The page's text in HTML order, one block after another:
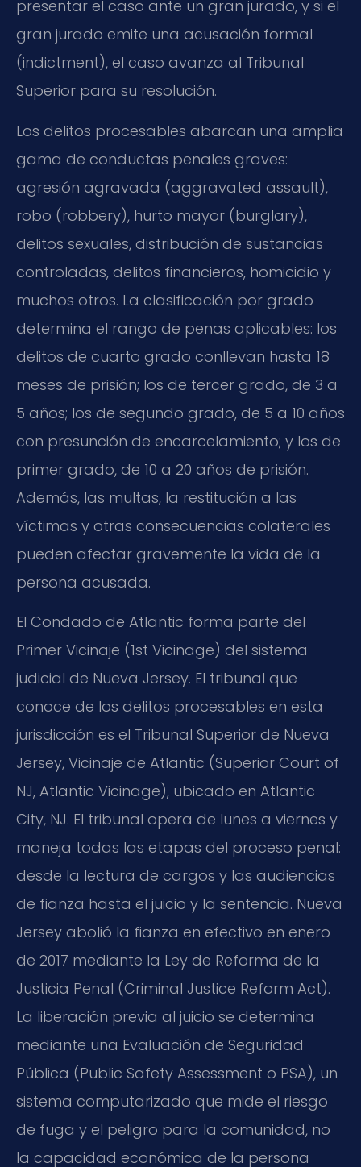
presentar el caso ante un gran jurado, y si el
gran jurado emite una acusación formal
(indictment), el caso avanza al Tribunal
Superior para su resolución.
Los delitos procesables abarcan una amplia
gama de conductas penales graves:
agresión agravada (aggravated assault),
robo (robbery), hurto mayor (burglary),
delitos sexuales, distribución de sustancias
controladas, delitos financieros, homicidio y
muchos otros. La clasificación por grado
determina el rango de penas aplicables: los
delitos de cuarto grado conllevan hasta 18
meses de prisión; los de tercer grado, de 3 a
5 años; los de segundo grado, de 5 a 10 años
con presunción de encarcelamiento; y los de
primer grado, de 10 a 20 años de prisión.
Además, las multas, la restitución a las
víctimas y otras consecuencias colaterales
pueden afectar gravemente la vida de la
persona acusada.
El Condado de Atlantic forma parte del
Primer Vicinaje (1st Vicinage) del sistema
judicial de Nueva Jersey. El tribunal que
conoce de los delitos procesables en esta
jurisdicción es el Tribunal Superior de Nueva
Jersey, Vicinaje de Atlantic (Superior Court of
NJ, Atlantic Vicinage), ubicado en Atlantic
City, NJ. El tribunal opera de lunes a viernes y
maneja todas las etapas del proceso penal:
desde la lectura de cargos y las audiencias
de fianza hasta el juicio y la sentencia. Nueva
Jersey abolió la fianza en efectivo en enero
de 2017 mediante la Ley de Reforma de la
Justicia Penal (Criminal Justice Reform Act).
La liberación previa al juicio se determina
mediante una Evaluación de Seguridad
Pública (Public Safety Assessment o PSA), un
sistema computarizado que mide el riesgo
de fuga y el peligro para la comunidad, no
la capacidad económica de la persona